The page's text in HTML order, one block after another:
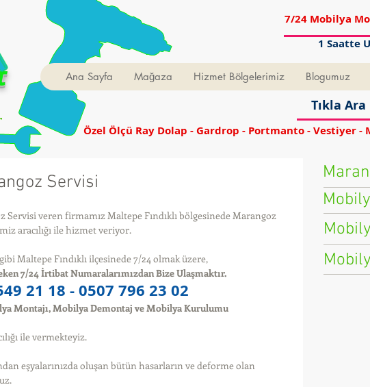
7/24 Mobilya
1 Saatte
Ana Sayfa Mağaza Hizmet Bölgelerimiz Blogumuz
Tıkla Ara
Özel Ölçü Ray Dolap - Gardrop - Portmanto - Vestiyer -
Servisi
veren firmamız Maltepe Fındıklı bölgesinede Marangoz
aracılığı ile hizmet veriyor.
Maltepe Fındıklı ilçesinede 7/24 olmak üzere,
7/24 İrtibat Numaralarımızdan Bize Ulaşmaktır.
21 18 - 0507 796 23 02
Montajı, Mobilya Demontaj ve Mobilya Kurulumu
ile vermekteyiz.
eşyalarınızda oluşan bütün hasarların ve deforme olan